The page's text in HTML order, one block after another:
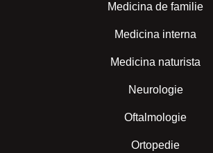
Medicina de familie
Medicina interna
Medicina naturista
Neurologie
Oftalmologie
Ortopedie